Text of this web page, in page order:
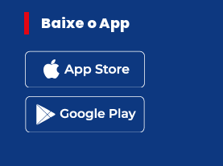
Baixe o App